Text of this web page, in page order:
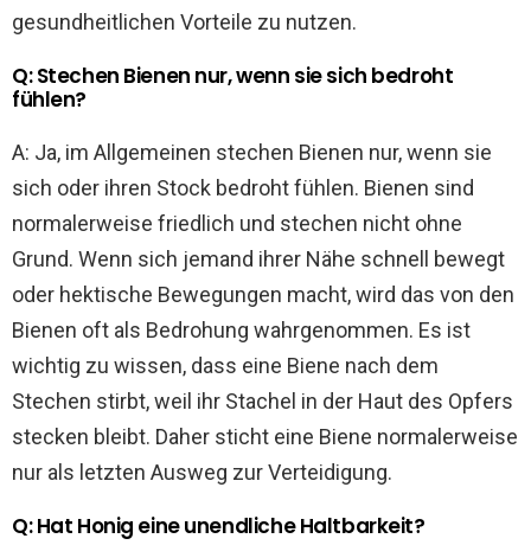
gesundheitlichen Vorteile zu nutzen.
Q: Stechen Bienen nur, wenn sie sich bedroht
fühlen?
A: Ja, im Allgemeinen stechen Bienen nur, wenn sie
sich oder ihren Stock bedroht fühlen. Bienen sind
normalerweise friedlich und stechen nicht ohne
Grund. Wenn sich jemand ihrer Nähe schnell bewegt
oder hektische Bewegungen macht, wird das von den
Bienen oft als Bedrohung wahrgenommen. Es ist
wichtig zu wissen, dass eine Biene nach dem
Stechen stirbt, weil ihr Stachel in der Haut des Opfers
stecken bleibt. Daher sticht eine Biene normalerweise
nur als letzten Ausweg zur Verteidigung.
Q: Hat Honig eine unendliche Haltbarkeit?